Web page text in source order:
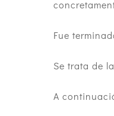
Fue
Se trata de
A